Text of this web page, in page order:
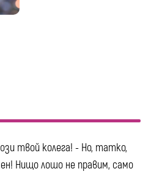
твой колега! - Но, татко,
Нищо лошо не правим, само